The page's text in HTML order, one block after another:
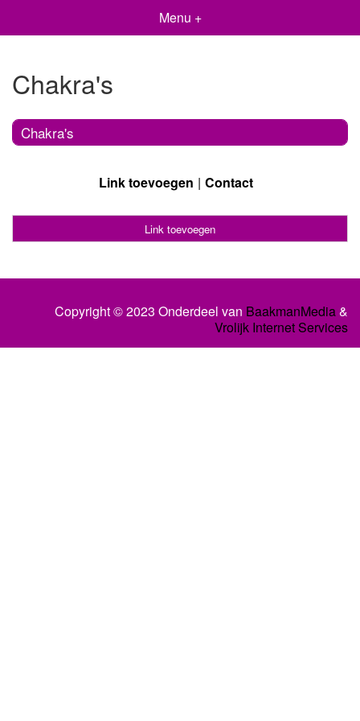
Menu +
Chakra's
Chakra's
Link toevoegen Contact
Link toevoegen
Copyright © 2023 Onderdeel van BaakmanMedia&
Vrolijk Internet Services